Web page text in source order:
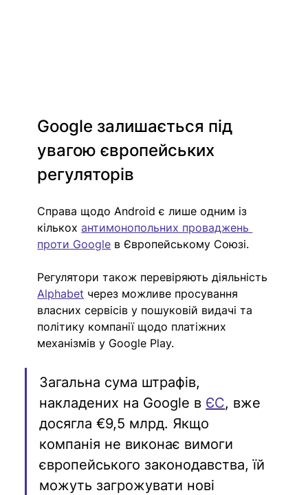
Google залишається під
увагою європейських
регуляторів
Справа щодо Android є лише одним із
кількох антимонопольних проваджень
проти Google в Європейському Союзі.
Регулятори також перевіряють діяльність
Alphabet через можливе просування
власних сервісів у пошуковій видачі та
політику компанії щодо платіжних
механізмів у Google Play.
Загальна сума штрафів,
накладених на Google в ЄС, вже
досягла €9,5 млрд. Якщо
компанія не виконає вимоги
європейського законодавства, їй
можуть загрожувати нові